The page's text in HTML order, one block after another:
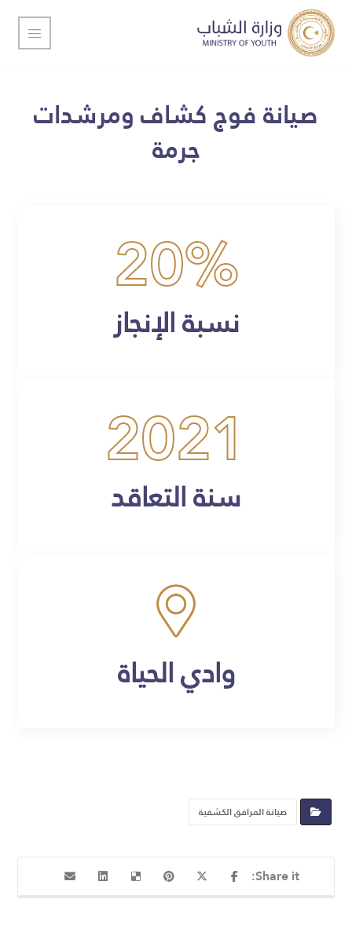
صيانة فوج كشاف ومرشدات
جرمة
20%
نسبة الإنجاز
2021
سنة التعاقد
وادي الحياة
صيانة المرافق الكشفية